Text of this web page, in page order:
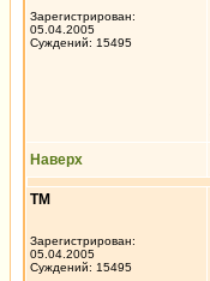
Зарегистрирован:
05.04.2005
Суждений: 15495
Наверх
ТМ
Зарегистрирован:
05.04.2005
Суждений: 15495